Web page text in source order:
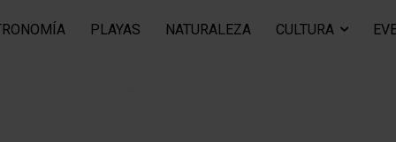
PLAYAS NATURALEZA CULTURA